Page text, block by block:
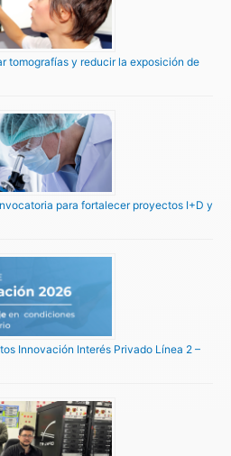
tomografías y reducir la exposición de
para fortalecer proyectos I+D y
Innovación Interés Privado Línea 2 –